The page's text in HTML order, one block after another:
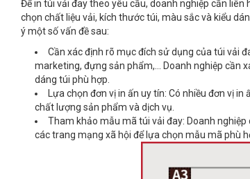
Để in túi vải đay theo yêu cầu, doanh nghiệp cần liên
chọn chất liệu vải, kích thước túi, màu sắc và kiểu
ý một số vấn đề sau:
Cần xác định rõ mục đích sử dụng của túi vải
marketing, đựng sản phẩm,... Doanh nghiệp cần
dáng túi phù hợp.
Lựa chọn đơn vị in ấn uy tín: Có nhiều đơn vị
chất lượng sản phẩm và dịch vụ.
Tham khảo mẫu mã túi vải đay: Doanh
các trang mạng xã hội để lựa chọn mẫu mã phù